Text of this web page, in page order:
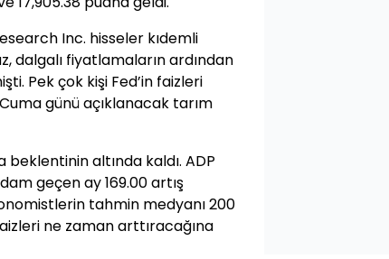
Inc. hisseler kıdemli
dalgalı fiyatlamaların ardından
Pek çok kişi Fed’in faizleri
günü açıklanacak tarım
beklentinin altında kaldı. ADP
geçen ay 169.00 artış
tahmin medyanı 200
ne zaman arttıracağına